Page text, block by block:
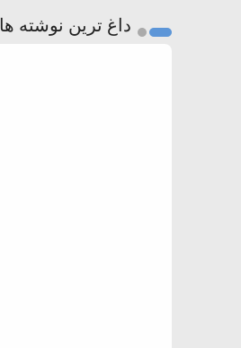
داغ ترین نوشته ها